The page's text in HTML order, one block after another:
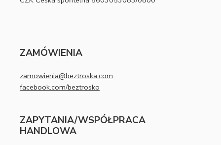
ZAMÓWIENIA
zamowienia@beztroska.com
facebook.com/beztrosko
ZAPYTANIA/WSPÓŁPRACA
HANDLOWA